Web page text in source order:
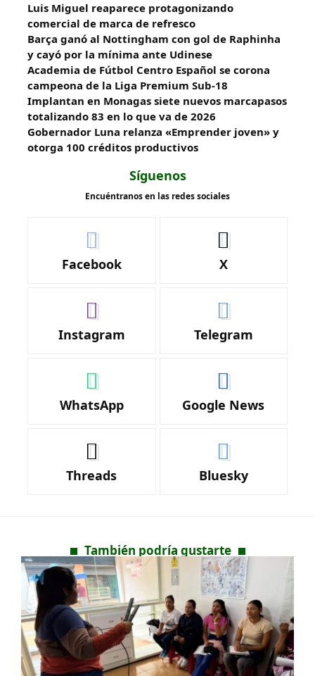
Luis Miguel reaparece protagonizando
comercial de marca de refresco
Barça ganó al Nottingham con gol de Raphinha
y cayó por la mínima ante Udinese
Academia de Fútbol Centro Español se corona
campeona de la Liga Premium Sub-18
Implantan en Monagas siete nuevos marcapasos
totalizando 83 en lo que va de 2026
Gobernador Luna relanza «Emprender joven» y
otorga 100 créditos productivos
Síguenos
Encuéntranos en las redes sociales
Facebook X
Instagram Telegram
WhatsApp Google News
Threads Bluesky
También podría gustarte